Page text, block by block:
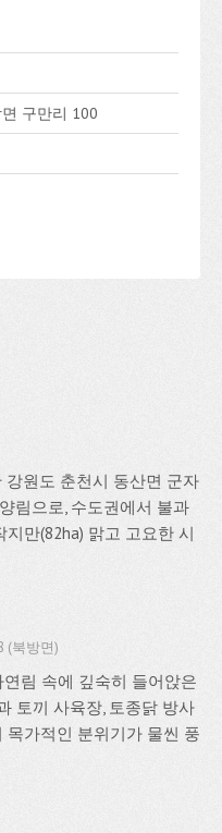
구만리 100
원도 춘천시 동산면 군자
림으로, 수도권에서 불과
만(82ha) 맑고 고요한 시
(북방면)
림 속에 깊숙히 들어앉은
토끼 사육장, 토종닭 방사
목가적인 분위기가 물씬 풍